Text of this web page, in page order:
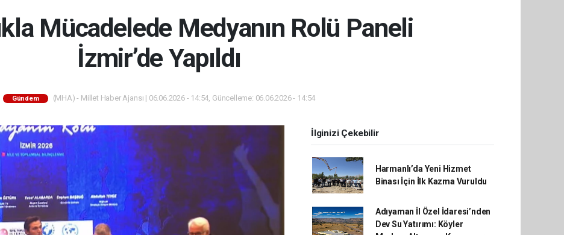
Mücadelede Medyanın Rolü Paneli
İzmir’de Yapıldı
Gündem (MHA) - Millet Haber Ajansı | 06.06.2026 - 14:54, Güncelleme: 06.06.2026 - 14:54
İlginizi Çekebilir
Harmanlı’da Yeni Hizmet
Binası İçin İlk Kazma Vuruldu
Adıyaman İl Özel İdaresi’nden
Dev Su Yatırımı: Köyler